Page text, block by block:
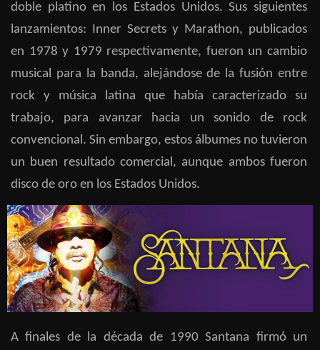
doble platino en los Estados Unidos. Sus siguientes
lanzamientos: Inner Secrets y Marathon, publicados
en 1978 y 1979 respectivamente, fueron un cambio
musical para la banda, alejándose de la fusión entre
rock y música latina que había caracterizado su
trabajo, para avanzar hacia un sonido de rock
convencional. Sin embargo, estos álbumes no tuvieron
un buen resultado comercial, aunque ambos fueron
disco de oro en los Estados Unidos.
A finales de la década de 1990 Santana firmó un